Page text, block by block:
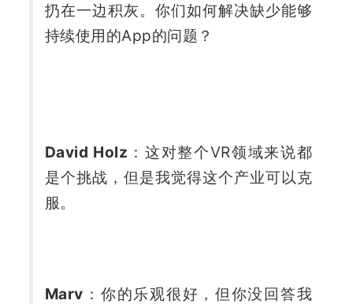
扔在一边积灰。你们如何解决缺少能够
持续使用的App的问题？
David Holz ：这对整个VR领域来说都
是个挑战，但是我觉得这个产业可以克
服。
Marv ：你的乐观很好，但你没回答我